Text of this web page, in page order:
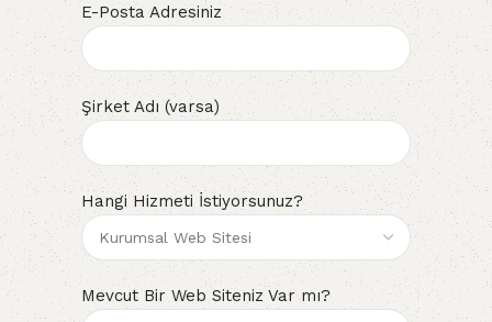
E-Posta Adresiniz
Şirket Adı (varsa)
Hangi Hizmeti İstiyorsunuz?
Mevcut Bir Web Siteniz Var mı?